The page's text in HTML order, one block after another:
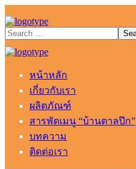
หน้าหลัก
เกี่ยวกับเรา
ผลิตภัณฑ์
สารพัดเมนู “บ้านตาลปึก”
บทความ
ติดต่อเรา